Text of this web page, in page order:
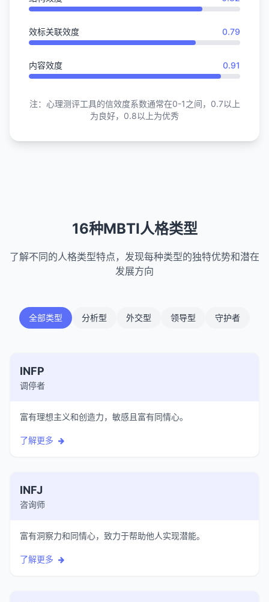
效标关联效度 0.79
内容效度 0.91
注：心理测评工具的信效度系数通常在0-1之间，0.7以上
为良好，0.8以上为优秀
16种MBTI人格类型
了解不同的人格类型特点，发现每种类型的独特优势和潜在
发展方向
全部类型 分析型 外交型 领导型 守护者
INFP
调停者
富有理想主义和创造力，敏感且富有同情心。
了解更多
INFJ
咨询师
富有洞察力和同情心，致力于帮助他人实现潜能。
了解更多